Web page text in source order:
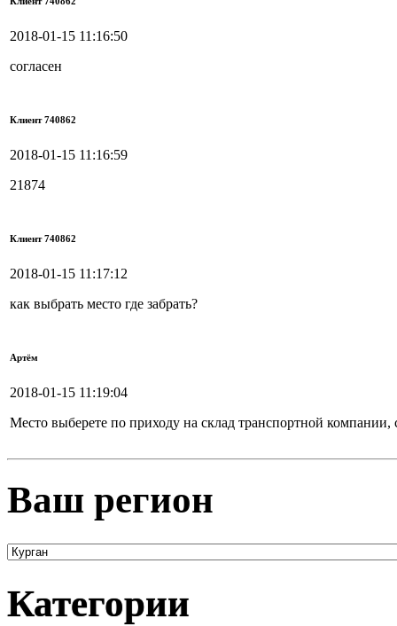
2018-01-15 11:16:50
согласен
Клиент 740862
2018-01-15 11:16:59
21874
Клиент 740862
2018-01-15 11:17:12
как выбрать место где забрать?
Артём
2018-01-15 11:19:04
Место выберете по приходу на склад транспортной компании,
Ваш регион
Категории